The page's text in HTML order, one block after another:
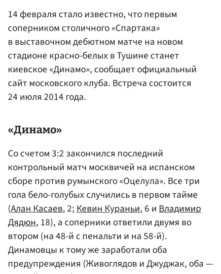
14 февраля стало известно, что первым
соперником столичного «Спартака»
в выставочном дебютном матче на новом
стадионе красно-белых в Тушине станет
киевское «Динамо», сообщает официальный
сайт московского клуба. Встреча состоится
24 июля 2014 года.
«Динамо»
Со счетом 3:2 закончился последний
контрольный матч москвичей на испанском
сборе против румынского «Оцелула». Все три
гола бело-голубых случились в первом тайме
(Алан Касаев, 2;Кевин Кураньи, 6 иВладимир
Дядюн, 18), а соперники ответили двумя во
втором (на 48-й с пенальти и на 58-й).
Динамовцы к тому же заработали оба
предупреждения (Живоглядов и Джуджак, оба —